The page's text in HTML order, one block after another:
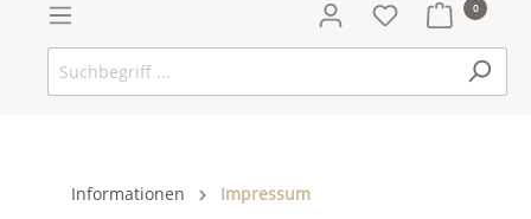
0
Informationen Impressum